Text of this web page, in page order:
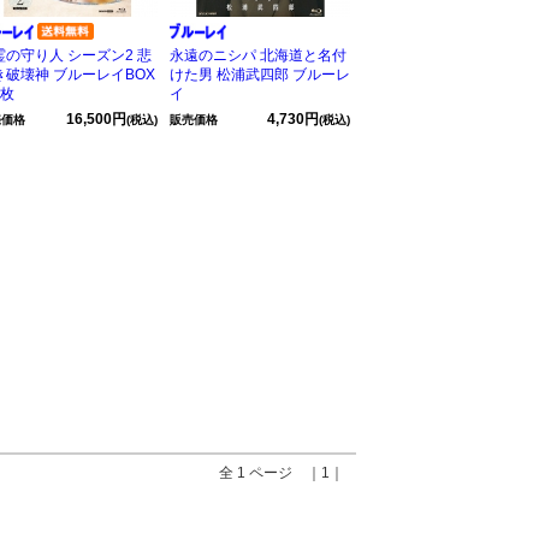
の守り人 シーズン2 悲
破壊神 ブルーレイBOX
格 16,500円(税込)
永遠のニシパ 北海道と名付
けた男 松浦武四郎 ブルーレ
イ
販売価格 4,730円(税込)
全 1 ページ ｜1｜